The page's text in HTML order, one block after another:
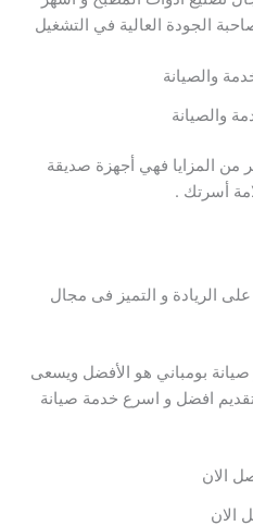
الجودة العالية في التشغيل
والصيانة
من المزايا فهي أجهزة صديقة
أسرتك .
الريادة و التميز فى مجال
بومباني هو الأفضل ويسعى
افضل و اسرع خدمة صيانة
الان